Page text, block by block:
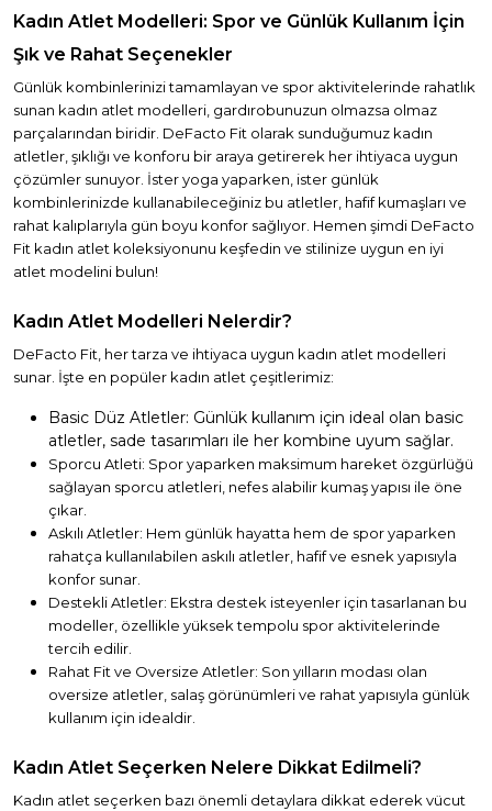
Kadın Atlet Modelleri: Spor ve Günlük Kullanım İçin
Şık ve Rahat Seçenekler
Günlük kombinlerinizi tamamlayan ve spor aktivitelerinde rahatlık
sunan kadın atlet modelleri, gardırobunuzun olmazsa olmaz
parçalarından biridir. DeFacto Fit olarak sunduğumuz kadın
atletler, şıklığı ve konforu bir araya getirerek her ihtiyaca uygun
çözümler sunuyor. İster yoga yaparken, ister günlük
kombinlerinizde kullanabileceğiniz bu atletler, hafif kumaşları ve
rahat kalıplarıyla gün boyu konfor sağlıyor. Hemen şimdi DeFacto
Fit kadın atlet koleksiyonunu keşfedin ve stilinize uygun en iyi
atlet modelini bulun!
Kadın Atlet Modelleri Nelerdir?
DeFacto Fit, her tarza ve ihtiyaca uygun kadın atlet modelleri
sunar. İşte en popüler kadın atlet çeşitlerimiz:
Basic Düz Atletler: Günlük kullanım için ideal olan basic
atletler, sade tasarımları ile her kombine uyum sağlar.
Sporcu Atleti: Spor yaparken maksimum hareket özgürlüğü
sağlayan sporcu atletleri, nefes alabilir kumaş yapısı ile öne
çıkar.
Askılı Atletler: Hem günlük hayatta hem de spor yaparken
rahatça kullanılabilen askılı atletler, hafif ve esnek yapısıyla
konfor sunar.
Destekli Atletler: Ekstra destek isteyenler için tasarlanan bu
modeller, özellikle yüksek tempolu spor aktivitelerinde
tercih edilir.
Rahat Fit ve Oversize Atletler: Son yılların modası olan
oversize atletler, salaş görünümleri ve rahat yapısıyla günlük
kullanım için idealdir.
Kadın Atlet Seçerken Nelere Dikkat Edilmeli?
Kadın atlet seçerken bazı önemli detaylara dikkat ederek vücut